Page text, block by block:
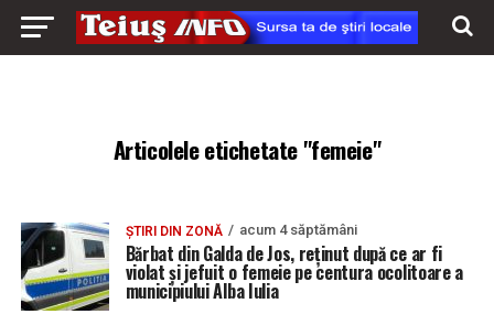
Articolele etichetate "femeie"
ȘTIRI DIN ZONĂ acum 4 săptămâni
Bărbat din Galda de Jos, reținut după ce ar fi
violat și jefuit o femeie pe centura ocolitoare a
municipiului Alba Iulia